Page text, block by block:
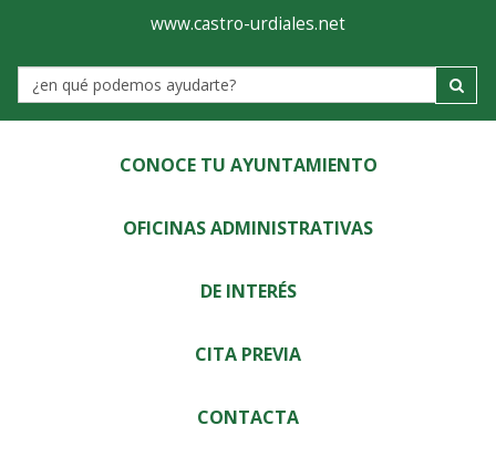
Ayuntamiento
de
Castro-
Urdiales
www.castro-urdiales.net
Label
CONOCE TU AYUNTAMIENTO
OFICINAS ADMINISTRATIVAS
DE INTERÉS
CITA PREVIA
CONTACTA